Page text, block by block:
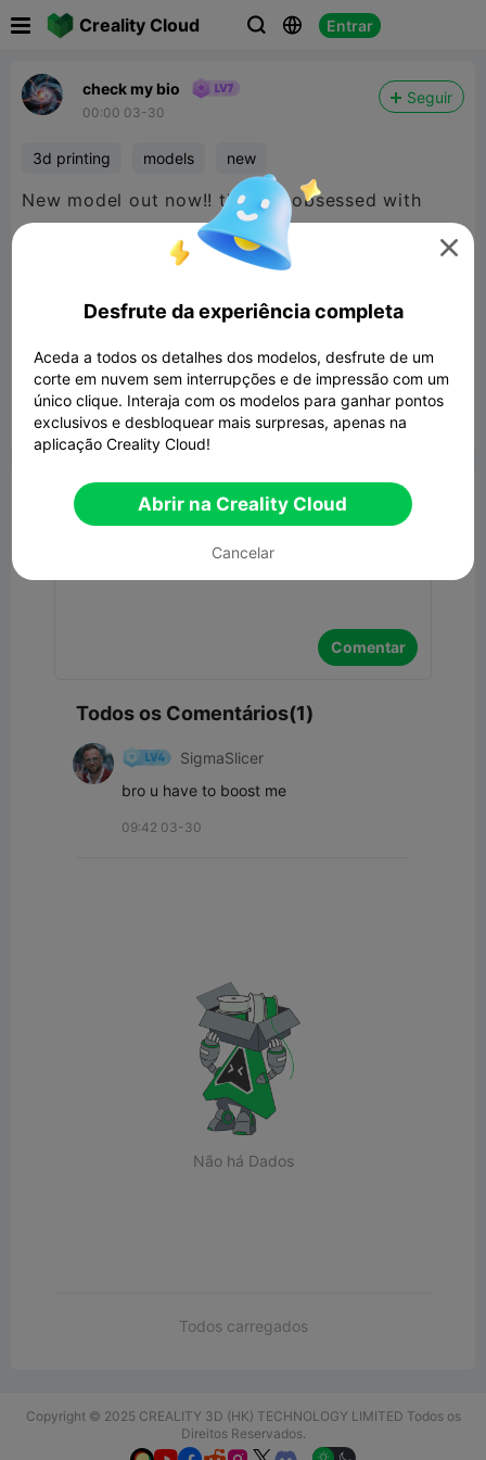
Creality Cloud   Entrar
check my bio
00:00 03-30
Seguir
3d printing models new
New model out now!! the 'I'm obsessed with
dog's sign' is a sign that i wanted to make
because I was getting asked if I am obsessed
I'm obsessed with dog's? sign
1.81MB Modelo 3D Relacionado
 Denunciar 6  1
Comentar
Comentar
Todos os Comentários(1)
SigmaSlicer
bro u have to boost me
09:42 03-30
Não há Dados
Todos carregados
Copyright © 2025 CREALITY 3D (HK) TECHNOLOGY LIMITED Todos os
Direitos Reservados.

Desfrute da experiência completa
Aceda a todos os detalhes dos modelos, desfrute de um
corte em nuvem sem interrupções e de impressão com um
único clique. Interaja com os modelos para ganhar pontos
exclusivos e desbloquear mais surpresas, apenas na
aplicação Creality Cloud!
Abrir na Creality Cloud
Cancelar